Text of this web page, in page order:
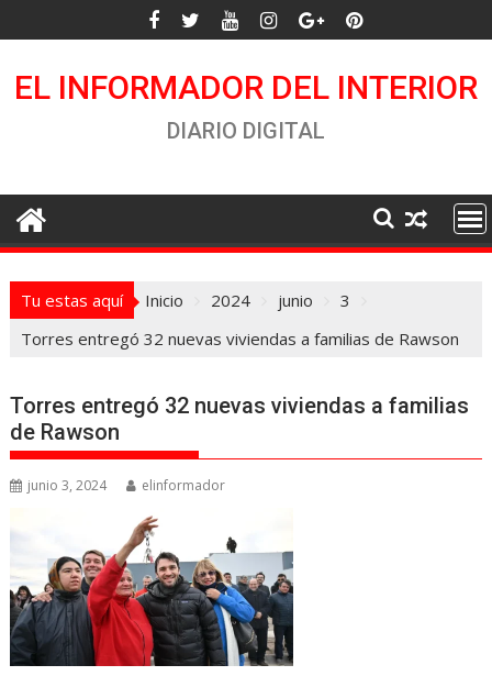
al
EL INFORMADOR DEL INTERIOR
DIARIO DIGITAL
Tu estas aquí Inicio 2024 junio
3
Torres entregó 32 nuevas viviendas a familias de Rawson
Torres entregó 32 nuevas viviendas a familias
de Rawson
junio 3, 2024 elinformador